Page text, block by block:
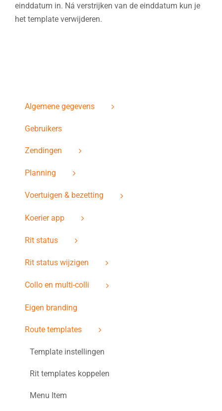
einddatum in. Ná verstrijken van de einddatum kun je
het template verwijderen.
Algemene gegevens
Gebruikers
Zendingen
Planning
Voertuigen & bezetting
Koerier app
Rit status
Rit status wijzigen
Collo en multi-colli
Eigen branding
Route templates
Template instellingen
Rit templates koppelen
Menu Item